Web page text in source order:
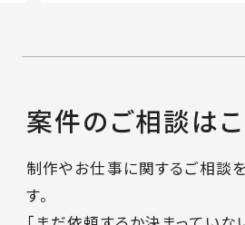
案件のご相談は
制作やお仕事に関するご相談
す。